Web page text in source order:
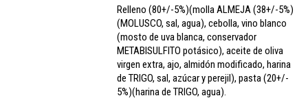
Relleno (80+/-5%)(molla ALMEJA (38+/-5%)
(MOLUSCO, sal, agua), cebolla, vino blanco
(mosto de uva blanca, conservador
METABISULFITO potásico), aceite de oliva
virgen extra, ajo, almidón modificado, harina
de TRIGO, sal, azúcar y perejil), pasta (20+/-
5%)(harina de TRIGO, agua).